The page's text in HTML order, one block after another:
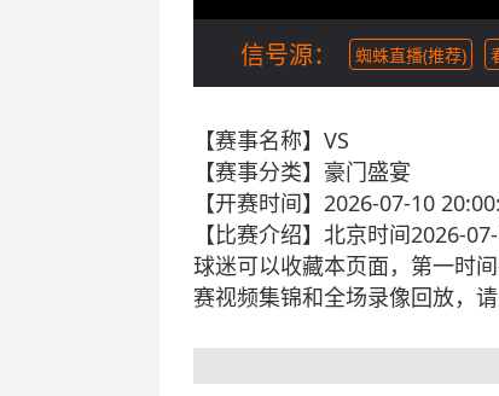
信号源： 蜘蛛直播(推荐)
【赛事名称】 VS
【赛事分类】 豪门盛宴
【开赛时间】 2026-07-10
【比赛介绍】 北京时间2026-
球迷可以收藏本页面，第一时
赛视频集锦和全场录像回放，